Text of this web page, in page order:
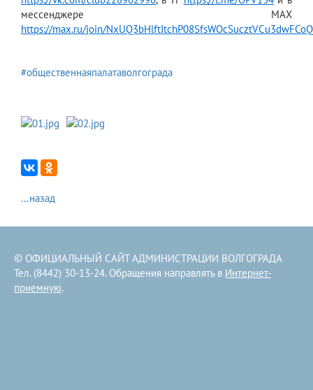
мессенджере МАХ
https://max.ru/join/
#общественнаяпалатаволгограда
...назад
© ОФИЦИАЛЬНЫЙ САЙТ АДМИНИСТРАЦИИ ВОЛГОГРАДА
Тел. (8442) 30-13-24. Обращения направлять в Интернет-
приемную.